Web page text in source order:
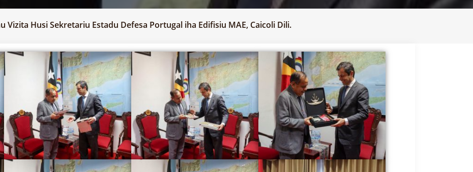
Vizita Husi Sekretariu Estadu Defesa Portugal iha Edifisiu MAE, Caicoli Dili.